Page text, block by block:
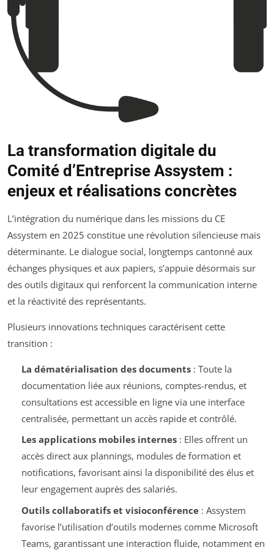
La transformation digitale du
Comité d’Entreprise Assystem :
enjeux et réalisations concrètes
L’intégration du numérique dans les missions du CE
Assystem en 2025 constitue une révolution silencieuse mais
déterminante. Le dialogue social, longtemps cantonné aux
échanges physiques et aux papiers, s’appuie désormais sur
des outils digitaux qui renforcent la communication interne
et la réactivité des représentants.
Plusieurs innovations techniques caractérisent cette
transition :
La dématérialisation des documents: Toute la
documentation liée aux réunions, comptes-rendus, et
consultations est accessible en ligne via une interface
centralisée, permettant un accès rapide et contrôlé.
Les applications mobiles internes: Elles offrent un
accès direct aux plannings, modules de formation et
notifications, favorisant ainsi la disponibilité des élus et
leur engagement auprès des salariés.
Outils collaboratifs et visioconférence: Assystem
favorise l’utilisation d’outils modernes comme Microsoft
Teams, garantissant une interaction fluide, notamment en